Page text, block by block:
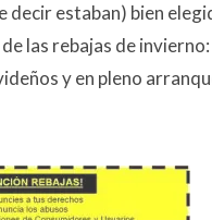
decir estaban) bien
las rebajas de
y en pleno